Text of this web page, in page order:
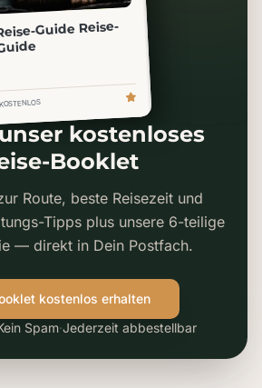
Guide Reise-
KOSTENLOS
kostenloses
Booklet
Route, beste Reisezeit und
Tipps plus unsere 6-teilige
— direkt in Dein Postfach.
kostenlos erhalten
Spam·Jederzeit abbestellbar